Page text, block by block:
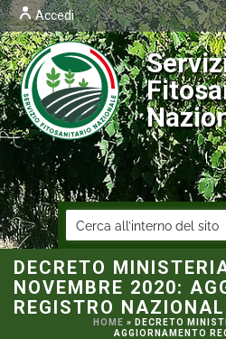
Accedi
DECRETO
NOVEMBRE 2020:
REGISTRO
HOME » DECRETO
AGGIORNAMENTO